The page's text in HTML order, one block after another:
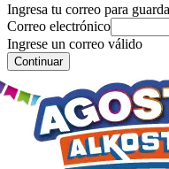
Ingresa tu correo para
Correo electrónico
Ingrese un correo válido
Continuar